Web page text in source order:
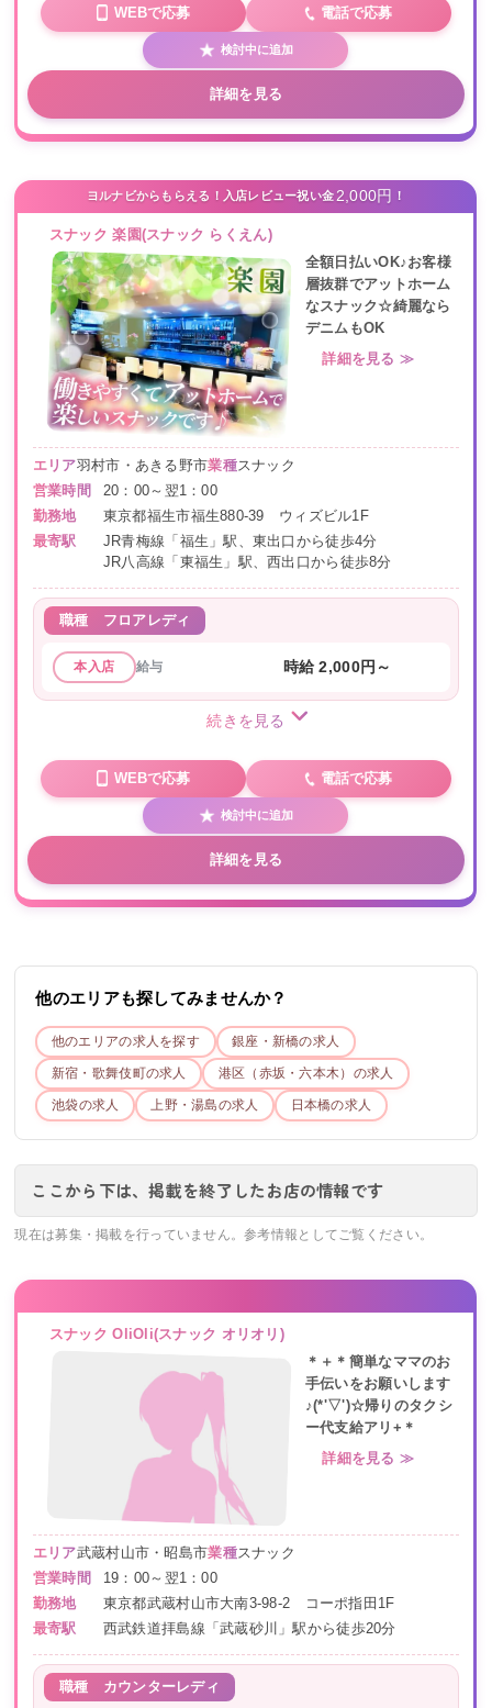
WEBで応募 電話で応募
検討中に追加
詳細を見る
ヨルナビからもらえる！入店レビュー祝い金 2,000円 ！
スナック 楽園(スナック らくえん)
全額日払いOK♪お客様
層抜群でアットホーム
なスナック☆綺麗なら
デニムもOK
詳細を見る ≫
エリア羽村市・あきる野市業種スナック
営業時間
20：00～翌1：00
勤務地
東京都福生市福生880-39 ウィズビル1F
最寄駅
JR青梅線「福生」駅、東出口から徒歩4分
JR八高線「東福生」駅、西出口から徒歩8分
職種 フロアレディ
本入店 給与 時給 2,000円～
続きを見る
WEBで応募 電話で応募
検討中に追加
詳細を見る
他のエリアも探してみませんか？
他のエリアの求人を探す 銀座・新橋の求人
新宿・歌舞伎町の求人 港区（赤坂・六本木） の求人
池袋の求人 上野・湯島の求人 日本橋の求人
ここから下は、掲載を終了したお店の情報です
現在は募集・掲載を行っていません。参考情報としてご覧ください。
スナック OliOli(スナック オリオリ)
＊＋＊簡単なママのお
⼿伝いをお願いします
♪(*'▽')☆帰りのタクシ
ー代⽀給アリ+＊
詳細を見る ≫
エリア武蔵村山市・昭島市業種スナック
営業時間
19：00～翌1：00
勤務地
東京都武蔵村山市大南3-98-2 コーポ指田1F
最寄駅
西武鉄道拝島線「武蔵砂川」駅から徒歩20分
職種 カウンターレディ